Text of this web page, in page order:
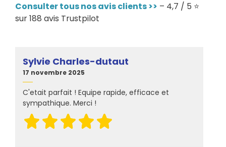
Consulter tous nos avis clients >> – 4,7 / 5 ⭐
sur 188 avis Trustpilot
Sylvie Charles-dutaut
17 novembre 2025
C'etait parfait ! Equipe rapide, efficace et
sympathique. Merci !